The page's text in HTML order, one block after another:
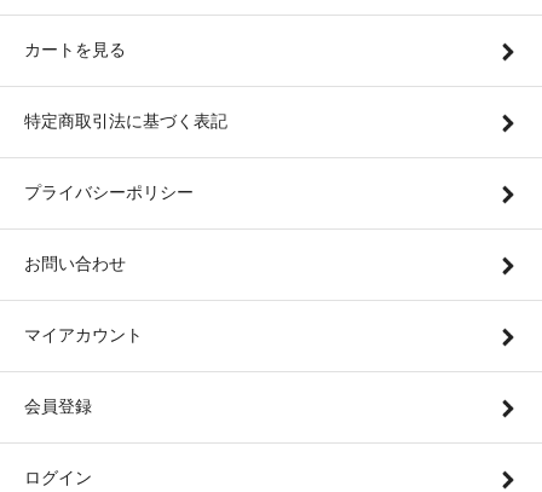
カートを見る
特定商取引法に基づく表記
プライバシーポリシー
お問い合わせ
マイアカウント
会員登録
ログイン